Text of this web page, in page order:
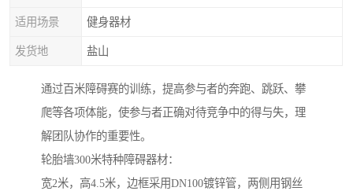
适用场景 健身器材
发货地 盐山
通过百米障碍赛的训练，提高参与者的奔跑、跳跃、攀
爬等各项体能，使参与者正确对待竞争中的得与失，理
解团队协作的重要性。
轮胎墙300米特种障碍器材：
宽2米，高4.5米，边框采用DN100镀锌管，两侧用钢丝